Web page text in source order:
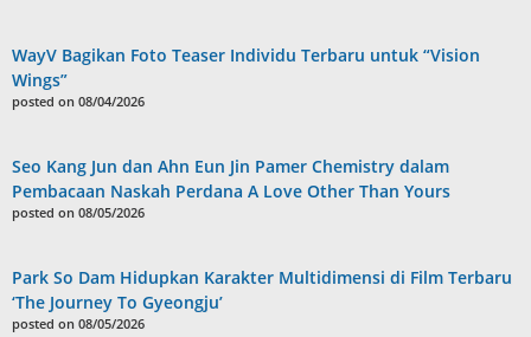
WayV Bagikan Foto Teaser Individu Terbaru untuk “Vision
Wings”
posted on 08/04/2026
Seo Kang Jun dan Ahn Eun Jin Pamer Chemistry dalam
Pembacaan Naskah Perdana A Love Other Than Yours
posted on 08/05/2026
Park So Dam Hidupkan Karakter Multidimensi di Film Terbaru
‘The Journey To Gyeongju’
posted on 08/05/2026